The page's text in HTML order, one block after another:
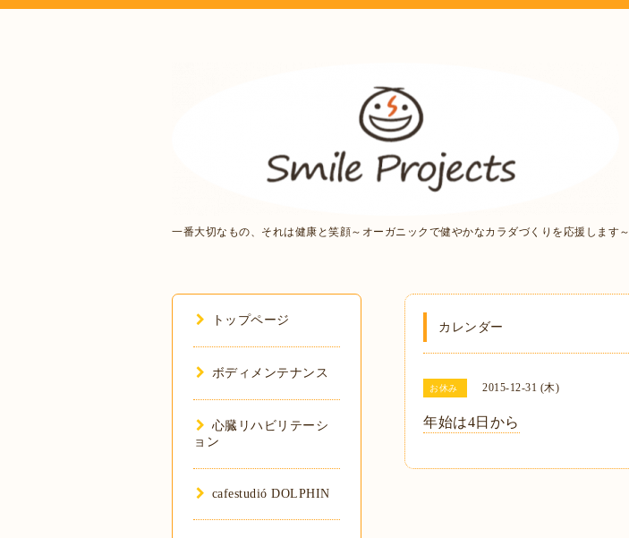
一番大切なもの、それは健康と笑顔～オーガニックで健やかなカラダづくりを応援します～
カレンダー
お休み 2015-12-31 (木)
年始は4日から
トップページ
ボディメンテナンス
心臓リハビリテーシ
ョン
cafestudió DOLPHIN